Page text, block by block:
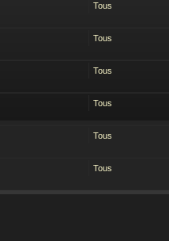
Tous
Tous
Tous
Tous
Tous
Tous